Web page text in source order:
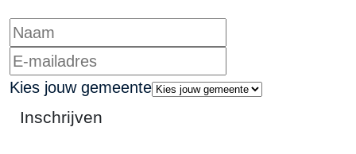
Kies jouw gemeente
Inschrijven